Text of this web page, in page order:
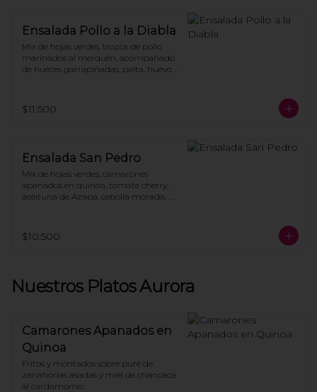
Ensalada Pollo a la Diabla
Mix de hojas verdes, trozos de pollo
marinados al merquén, acompañado
de nueces garrapiñadas, palta, huevo
$11.500
Ensalada San Pedro
Mix de hojas verdes, camarones
apanados en quinoa, tomate cherry,
aceituna de Azapa, cebolla morada,
$10.500
Nuestros Platos Aurora
Camarones Apanados en
Quinoa
Fritos y montados sobre puré de
zanahorias asadas y miel de chancaca
al cardamomo.